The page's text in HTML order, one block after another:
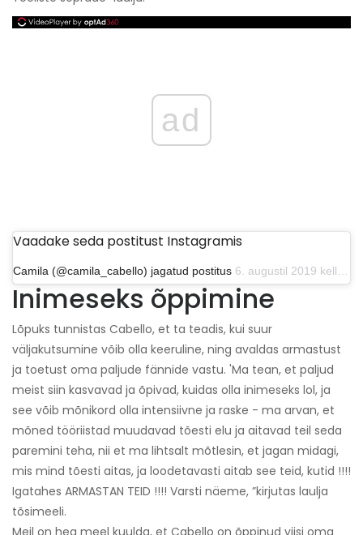
ad
Vaadake seda postitust Instagramis
Camila (@camila_cabello) jagatud postitus 6. augustil 2019 kell 12.20 PDT
Inimeseks õppimine
Lõpuks tunnistas Cabello, et ta teadis, kui suur
väljakutsumine võib olla keeruline, ning avaldas armastust
ja toetust oma paljude fännide vastu. 'Ma tean, et paljud
meist siin kasvavad ja õpivad, kuidas olla inimeseks lol, ja
see võib mõnikord olla intensiivne ja raske - ma arvan, et
mõned tööriistad muudavad tõesti elu ja aitavad teil seda
paremini teha, nii et ma lihtsalt mõtlesin, et jagan midagi,
mis mind tõesti aitas, ja loodetavasti aitab see teid, kutid !!!!
Igatahes ARMASTAN TEID !!!! Varsti näeme, ”kirjutas laulja
tõsimeeli.